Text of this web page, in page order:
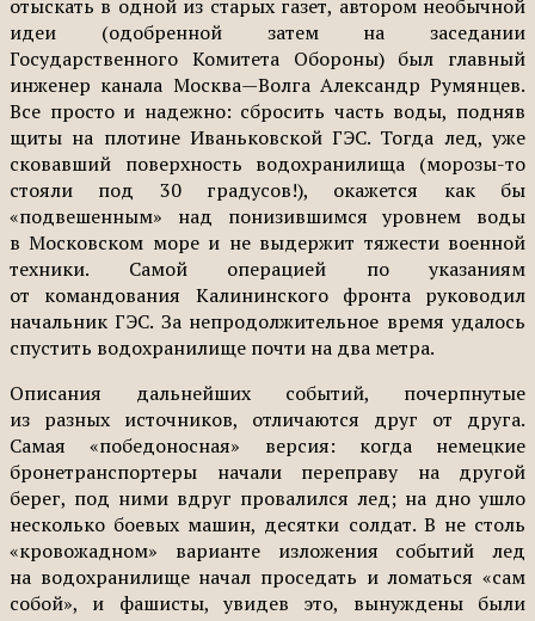
отыскать в одной из старых газет, автором необычной
идеи (одобренной затем на заседании
Государственного Комитета Обороны) был главный
инженер канала Москва—Волга Александр Румянцев.
Все просто и надежно: сбросить часть воды, подняв
щиты на плотине Иваньковской ГЭС. Тогда лед, уже
сковавший поверхность водохранилища (морозы-то
стояли под 30 градусов!), окажется как бы
«подвешенным» над понизившимся уровнем воды
в Московском море и не выдержит тяжести военной
техники. Самой операцией по указаниям
от командования Калининского фронта руководил
начальник ГЭС. За непродолжительное время удалось
спустить водохранилище почти на два метра.
Описания дальнейших событий, почерпнутые
из разных источников, отличаются друг от друга.
Самая «победоносная» версия: когда немецкие
бронетранспортеры начали переправу на другой
берег, под ними вдруг провалился лед; на дно ушло
несколько боевых машин, десятки солдат. В не столь
«кровожадном» варианте изложения событий лед
на водохранилище начал проседать и ломаться «сам
собой», и фашисты, увидев это, вынуждены были